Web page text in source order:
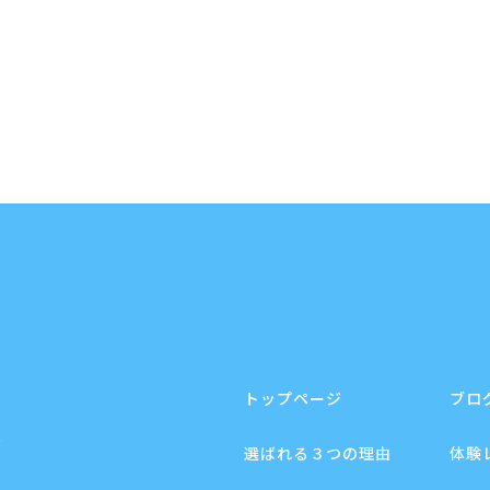
トップページ
選ばれる３つの理由
ブロ
体験